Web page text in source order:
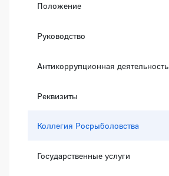
Положение
Руководство
Антикоррупционная деятельность
Реквизиты
Коллегия Росрыболовства
Государственные услуги